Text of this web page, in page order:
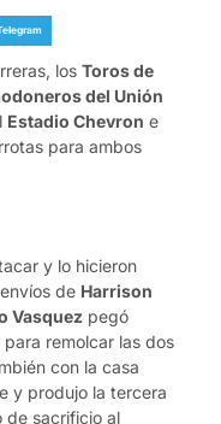
los Toros de
del Unión
Estadio Chevron e
para ambos
y lo hicieron
de Harrison
Vasquez pegó
remolcar las dos
con la casa
y produjo la tercera
de sacrificio al